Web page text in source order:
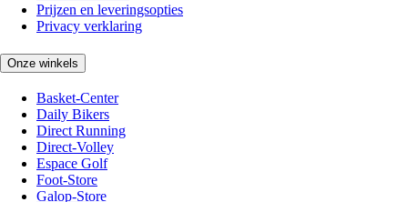
Prijzen en leveringsopties
Privacy verklaring
Onze winkels
Basket-Center
Daily Bikers
Direct Running
Direct-Volley
Espace Golf
Foot-Store
Galop-Store